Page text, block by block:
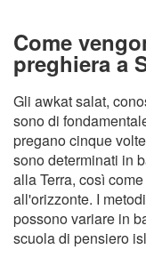
Come
preghiera a
Gli awkat salat,
sono di
pregano cinque
sono determinati in
alla Terra, così
all'orizzonte. I
possono variare in
scuola di pensiero